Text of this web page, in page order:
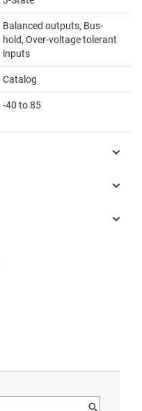
Balanced outputs, Bus-
hold, Over-voltage tolerant
inputs
Catalog
-40 to 85